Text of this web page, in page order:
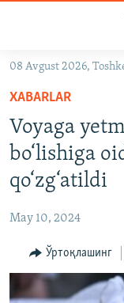
Асосий
навигацияга
ўтинг
Қидиришга
ўтинг
OZODARXIV
На русском
ИЖТИМОИЙ
08 Avgust 2026,
XABARLAR
Voyaga
bo‘lishiga
qo‘zg‘atildi
May 10, 2024
Ўртоқлашинг